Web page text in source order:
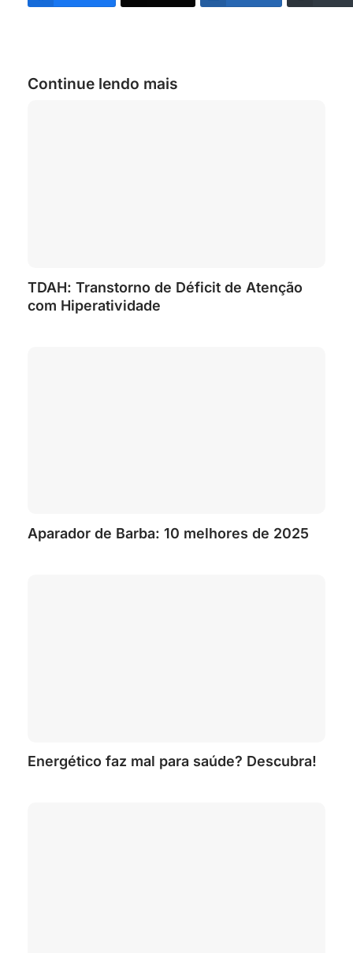
Continue lendo mais
TDAH: Transtorno de Déficit de Atenção
com Hiperatividade
Aparador de Barba: 10 melhores de 2025
Energético faz mal para saúde? Descubra!